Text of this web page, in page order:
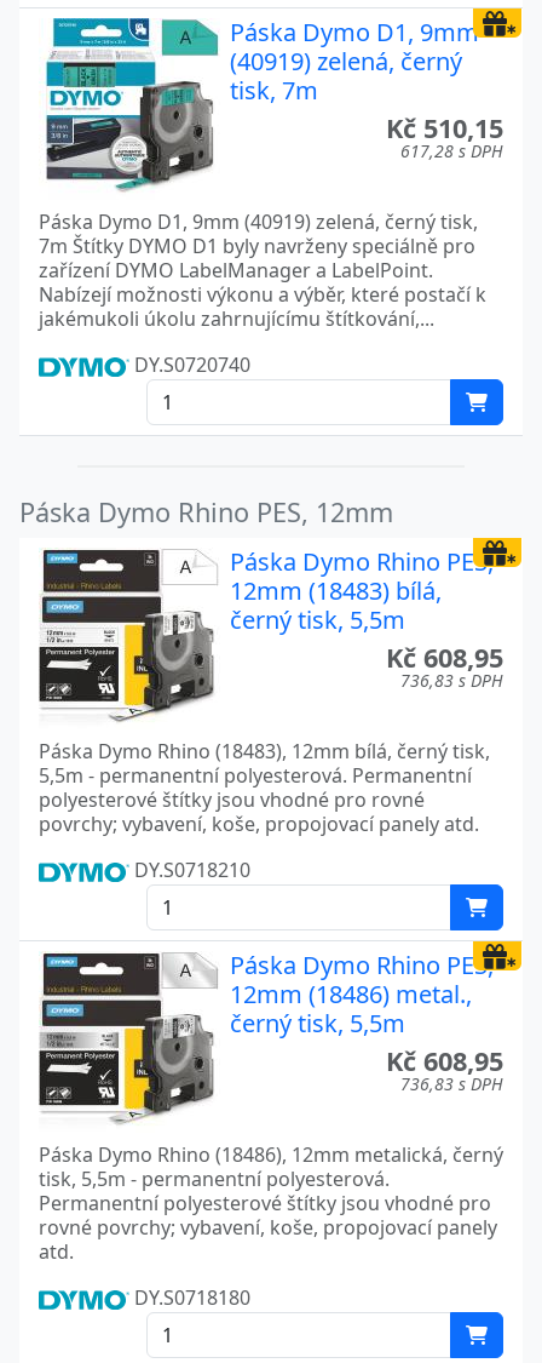
Páska Dymo D1, 9mm
(40919) zelená, černý
tisk, 7m
Kč 510,15
617,28 s DPH
Páska Dymo D1, 9mm (40919) zelená, černý tisk,
7m Štítky DYMO D1 byly navrženy speciálně pro
zařízení DYMO LabelManager a LabelPoint.
Nabízejí možnosti výkonu a výběr, které postačí k
jakémukoli úkolu zahrnujícímu štítkování,...
DY.S0720740
Páska Dymo Rhino PES, 12mm
Páska Dymo Rhino PES,
12mm (18483) bílá,
černý tisk, 5,5m
Kč 608,95
736,83 s DPH
Páska Dymo Rhino (18483), 12mm bílá, černý tisk,
5,5m - permanentní polyesterová. Permanentní
polyesterové štítky jsou vhodné pro rovné
povrchy; vybavení, koše, propojovací panely atd.
DY.S0718210
Páska Dymo Rhino PES,
12mm (18486) metal.,
černý tisk, 5,5m
Kč 608,95
736,83 s DPH
Páska Dymo Rhino (18486), 12mm metalická, černý
tisk, 5,5m - permanentní polyesterová.
Permanentní polyesterové štítky jsou vhodné pro
rovné povrchy; vybavení, koše, propojovací panely
atd.
DY.S0718180